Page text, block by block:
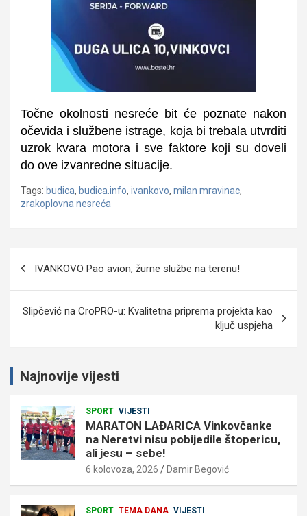
Točne okolnosti nesreće bit će poznate nakon
očevida i službene istrage, koja bi trebala utvrditi
uzrok kvara motora i sve faktore koji su doveli
do ove izvanredne situacije.
Tags: budica, budica.info, ivankovo, milan mravinac,
zrakoplovna nesreća
IVANKOVO Pao avion, žurne službe na terenu!
Slipčević na CroPRO-u: Kvalitetna priprema projekta kao
ključ uspjeha
Najnovije vijesti
SPORT VIJESTI
MARATON LAĐARICA Vinkovčanke
na Neretvi nisu pobijedile štopericu,
ali jesu – sebe!
6 kolovoza, 2026 Damir Begović
SPORT TEMA DANA VIJESTI